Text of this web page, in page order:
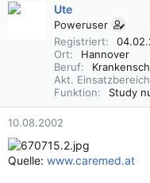
l
l
a
m
Ute
Poweruser
Registriert
Ort
Hannover
Beruf
Akt. Einsatzbereich
Funktion
Study
10.08.2002
Quelle: www.caremed.at